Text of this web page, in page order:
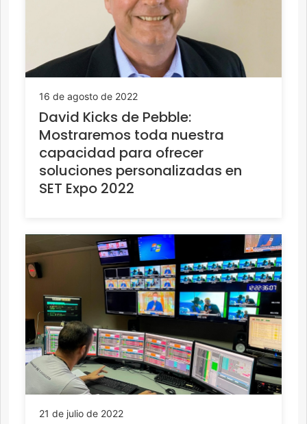
16 de agosto de 2022
David Kicks de Pebble:
Mostraremos toda nuestra
capacidad para ofrecer
soluciones personalizadas en
SET Expo 2022
21 de julio de 2022